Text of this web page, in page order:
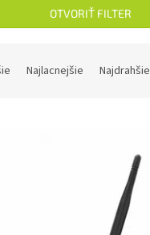
OTVORIŤ FILTER
Najlacnejšie Najdrahšie